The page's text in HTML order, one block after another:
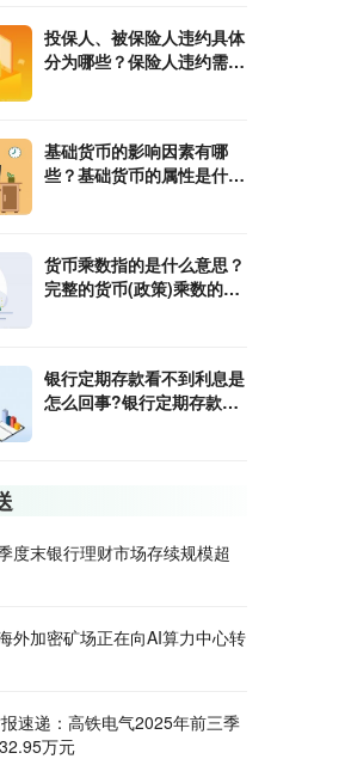
投保人、被保险人违约具体
分为哪些？保险人违约需要
基础货币的影响因素有哪
些？基础货币的属性是什
货币乘数指的是什么意思？
完整的货币(政策)乘数的计
银行定期存款看不到利息是
怎么回事?银行定期存款利
度末银行理财市场存续规模超
外加密矿场正在向AI算力中心转
速递：高铁电气2025年前三季
万元